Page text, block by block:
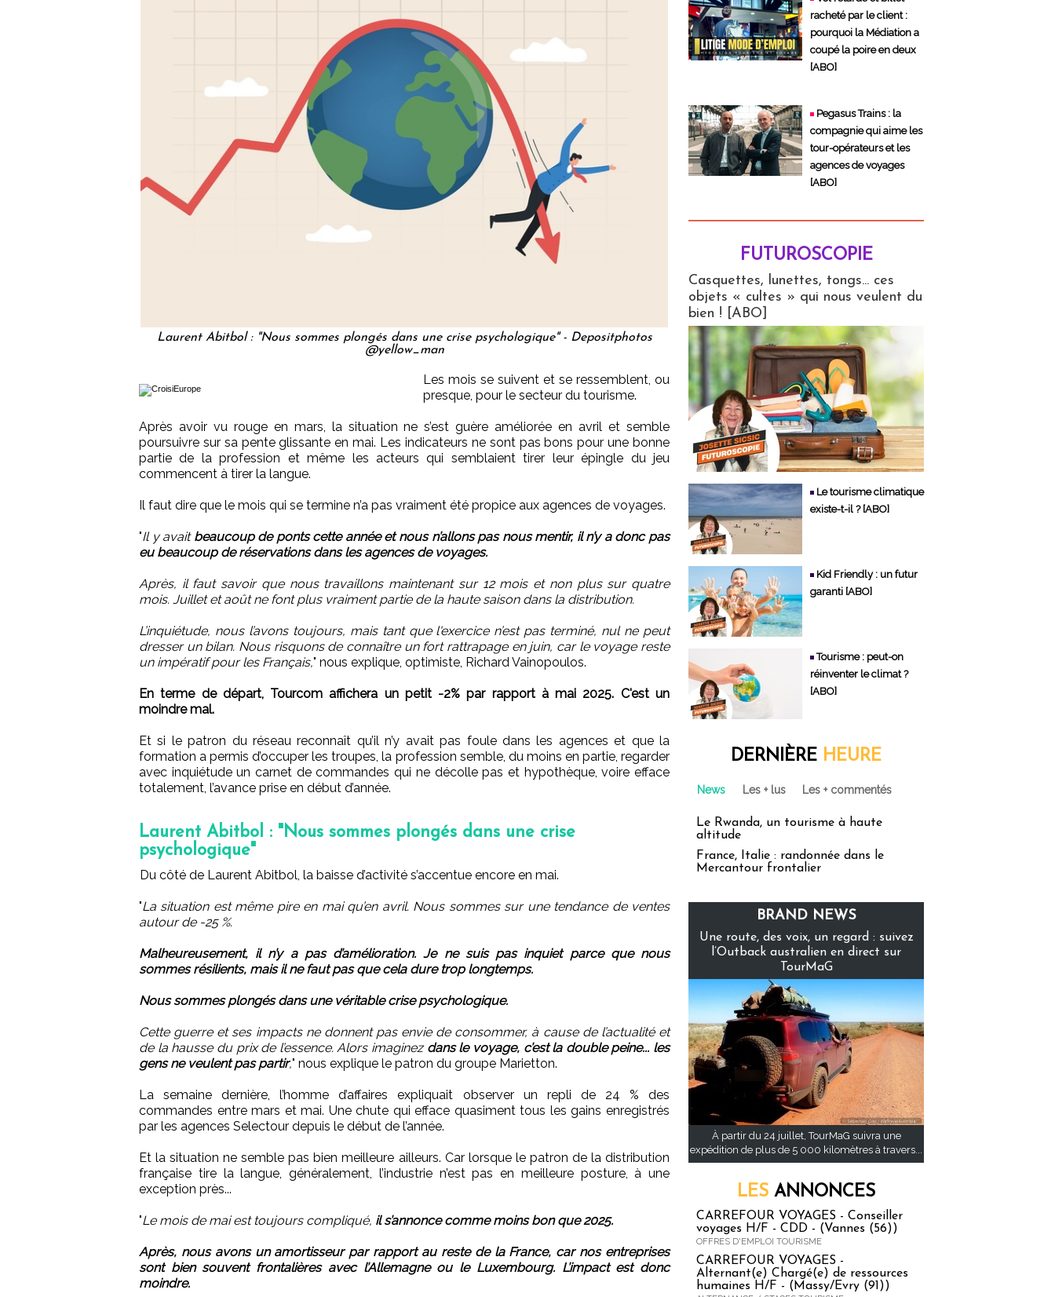
Laurent Abitbol : "Nous sommes plongés dans une crise psychologique" - Depositphotos
@yellow_man
Les mois se suivent et se ressemblent, ou
presque, pour le secteur du tourisme.
Après avoir vu rouge en mars, la situation ne s’est guère améliorée en avril et semble
poursuivre sur sa pente glissante en mai. Les indicateurs ne sont pas bons pour une bonne
partie de la profession et même les acteurs qui semblaient tirer leur épingle du jeu
commencent à tirer la langue.
Il faut dire que le mois qui se termine n’a pas vraiment été propice aux agences de voyages.
"Il y avait beaucoup de ponts cette année et nous n’allons pas nous mentir, il n’y a donc pas
eu beaucoup de réservations dans les agences de voyages.
Après, il faut savoir que nous travaillons maintenant sur 12 mois et non plus sur quatre
mois. Juillet et août ne font plus vraiment partie de la haute saison dans la distribution.
L’inquiétude, nous l’avons toujours, mais tant que l'exercice n’est pas terminé, nul ne peut
dresser un bilan. Nous risquons de connaître un fort rattrapage en juin, car le voyage reste
un impératif pour les Français," nous explique, optimiste, Richard Vainopoulos.
En terme de départ, Tourcom affichera un petit -2% par rapport à mai 2025. C'est un
moindre mal.
Et si le patron du réseau reconnaît qu’il n’y avait pas foule dans les agences et que la
formation a permis d’occuper les troupes, la profession semble, du moins en partie, regarder
avec inquiétude un carnet de commandes qui ne décolle pas et hypothèque, voire efface
totalement, l’avance prise en début d’année.
Laurent Abitbol : "Nous sommes plongés dans une crise
psychologique"
Du côté de Laurent Abitbol, la baisse d’activité s’accentue encore en mai.
"La situation est même pire en mai qu’en avril. Nous sommes sur une tendance de ventes
autour de -25 %.
Malheureusement, il n’y a pas d’amélioration. Je ne suis pas inquiet parce que nous
sommes résilients, mais il ne faut pas que cela dure trop longtemps.
Nous sommes plongés dans une véritable crise psychologique.
Cette guerre et ses impacts ne donnent pas envie de consommer, à cause de l’actualité et
de la hausse du prix de l’essence. Alors imaginez dans le voyage, c’est la double peine... les
gens ne veulent pas partir," nous explique le patron du groupe Marietton.
La semaine dernière, l’homme d’affaires expliquait observer un repli de 24 % des
commandes entre mars et mai. Une chute qui efface quasiment tous les gains enregistrés
par les agences Selectour depuis le début de l’année.
Et la situation ne semble pas bien meilleure ailleurs. Car lorsque le patron de la distribution
française tire la langue, généralement, l’industrie n’est pas en meilleure posture, à une
exception près...
"Le mois de mai est toujours compliqué, il s’annonce comme moins bon que 2025.
Après, nous avons un amortisseur par rapport au reste de la France, car nos entreprises
sont bien souvent frontalières avec l’Allemagne ou le Luxembourg. L’impact est donc
moindre.
racheté par le client :
pourquoi la Médiation a
coupé la poire en deux
[ABO]
Pegasus Trains : la
compagnie qui aime les
tour-opérateurs et les
agences de voyages
[ABO]
FUTUROSCOPIE
Casquettes, lunettes, tongs... ces
objets « cultes » qui nous veulent du
bien ! [ABO]
Le tourisme climatique
existe-t-il ? [ABO]
Kid Friendly : un futur
garanti [ABO]
Tourisme : peut-on
réinventer le climat ?
[ABO]
DERNIÈRE HEURE
News Les + lus Les + commentés
Le Rwanda, un tourisme à haute
altitude
France, Italie : randonnée dans le
Mercantour frontalier
BRAND NEWS
Une route, des voix, un regard : suivez
l’Outback australien en direct sur
TourMaG
À partir du 24 juillet, TourMaG suivra une
expédition de plus de 5 000 kilomètres à travers...
LES ANNONCES
CARREFOUR VOYAGES - Conseiller
voyages H/F - CDD - (Vannes (56))
OFFRES D'EMPLOI TOURISME
CARREFOUR VOYAGES -
Alternant(e) Chargé(e) de ressources
humaines H/F - (Massy/Evry (91))